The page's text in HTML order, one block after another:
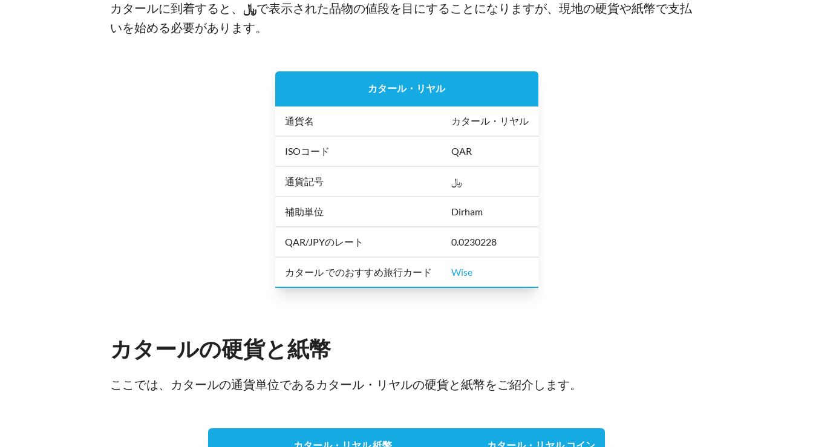
カタールに到着すると、 ﷼で表示された品物の値段を目にすることになりますが、現地の硬貨や紙幣で支払
いを始める必要があります。
カタール・リヤル
通貨名 カタール・リヤル
ISOコード QAR
通貨記号 ﷼
補助単位 Dirham
QAR/JPYのレート 0.0230228
カタール でのおすすめ旅行カード Wise
カタールの硬貨と紙幣
ここでは、カタールの通貨単位であるカタール・リヤルの硬貨と紙幣をご紹介します。